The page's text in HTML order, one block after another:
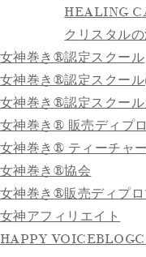
HEALING
クリスタル
女神巻き®認定スクール
女神巻き®認定スクー
女神巻き®認定スクー
女神巻き® 販売ディプ
女神巻き® ティーチャ
女神巻き®協会
女神巻き®販売ディプ
女神アフィリエイト
HAPPY VOICEBLOG